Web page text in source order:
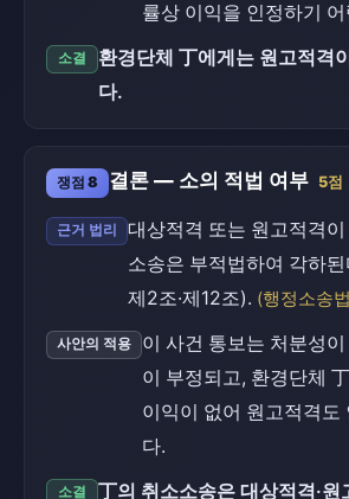
률상 이익을 인정하기 어
소결
환경단체 丁에게는 원고적격
다.
쟁점 8 결론 — 소의 적법 여부 5점
근거 법리
대상적격 또는 원고적격
소송은 부적법하여 각하
제2조·제12조). (행정소송
사안의 적용
이 사건 통보는 처분성
이 부정되고, 환경단체
이익이 없어 원고적격도
다.
소결
丁의 취소소송은 대상적격·원